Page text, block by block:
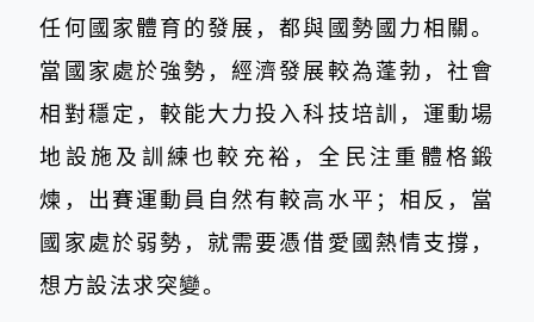
任何國家體育的發展，都與國勢國力相關。
當國家處於強勢，經濟發展較為蓬勃，社會
相對穩定，較能大力投入科技培訓，運動場
地設施及訓練也較充裕，全民注重體格鍛
煉，出賽運動員自然有較高水平；相反，當
國家處於弱勢，就需要憑借愛國熱情支撐，
想方設法求突變。